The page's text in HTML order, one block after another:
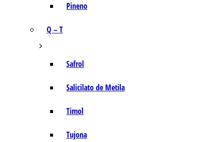
Pineno
Q – T
Safrol
Salicilato de Metila
Timol
Tujona